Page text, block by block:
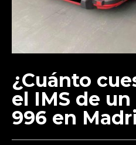
¿Cuánto
el IMS de un
996 en